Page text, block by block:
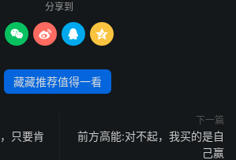
分享到
   
藏藏推荐值得一看
只要肯
下一篇
前方高能:︎对不起，我买的是自
己赢